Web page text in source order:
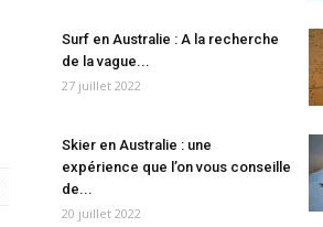
Surf en Australie : A la recherche
de la vague...
27 juillet 2022
Skier en Australie : une
expérience que l’on vous conseille
de...
20 juillet 2022